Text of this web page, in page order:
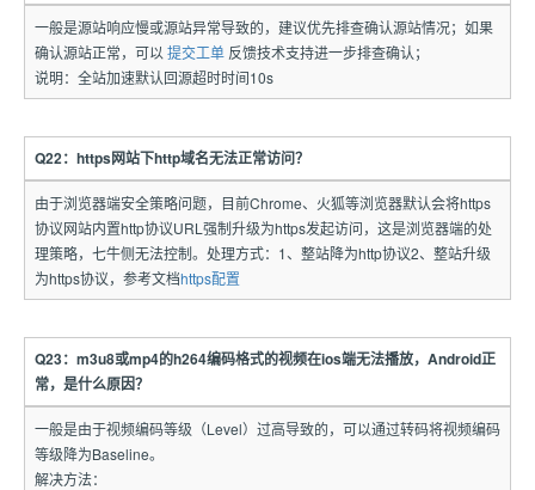
一般是源站响应慢或源站异常导致的，建议优先排查确认源站情况；如果
确认源站正常，可以 提交工单反馈技术支持进一步排查确认；
说明：全站加速默认回源超时时间10s
Q22：https网站下http域名无法正常访问？
由于浏览器端安全策略问题，目前Chrome、火狐等浏览器默认会将https
协议网站内置http协议URL强制升级为https发起访问，这是浏览器端的处
理策略，七牛侧无法控制。处理方式：1、整站降为http协议2、整站升级
为https协议，参考文档https配置
Q23：m3u8或mp4的h264编码格式的视频在ios端无法播放，Android正
常，是什么原因？
一般是由于视频编码等级（Level）过高导致的，可以通过转码将视频编码
等级降为Baseline。
解决方法：